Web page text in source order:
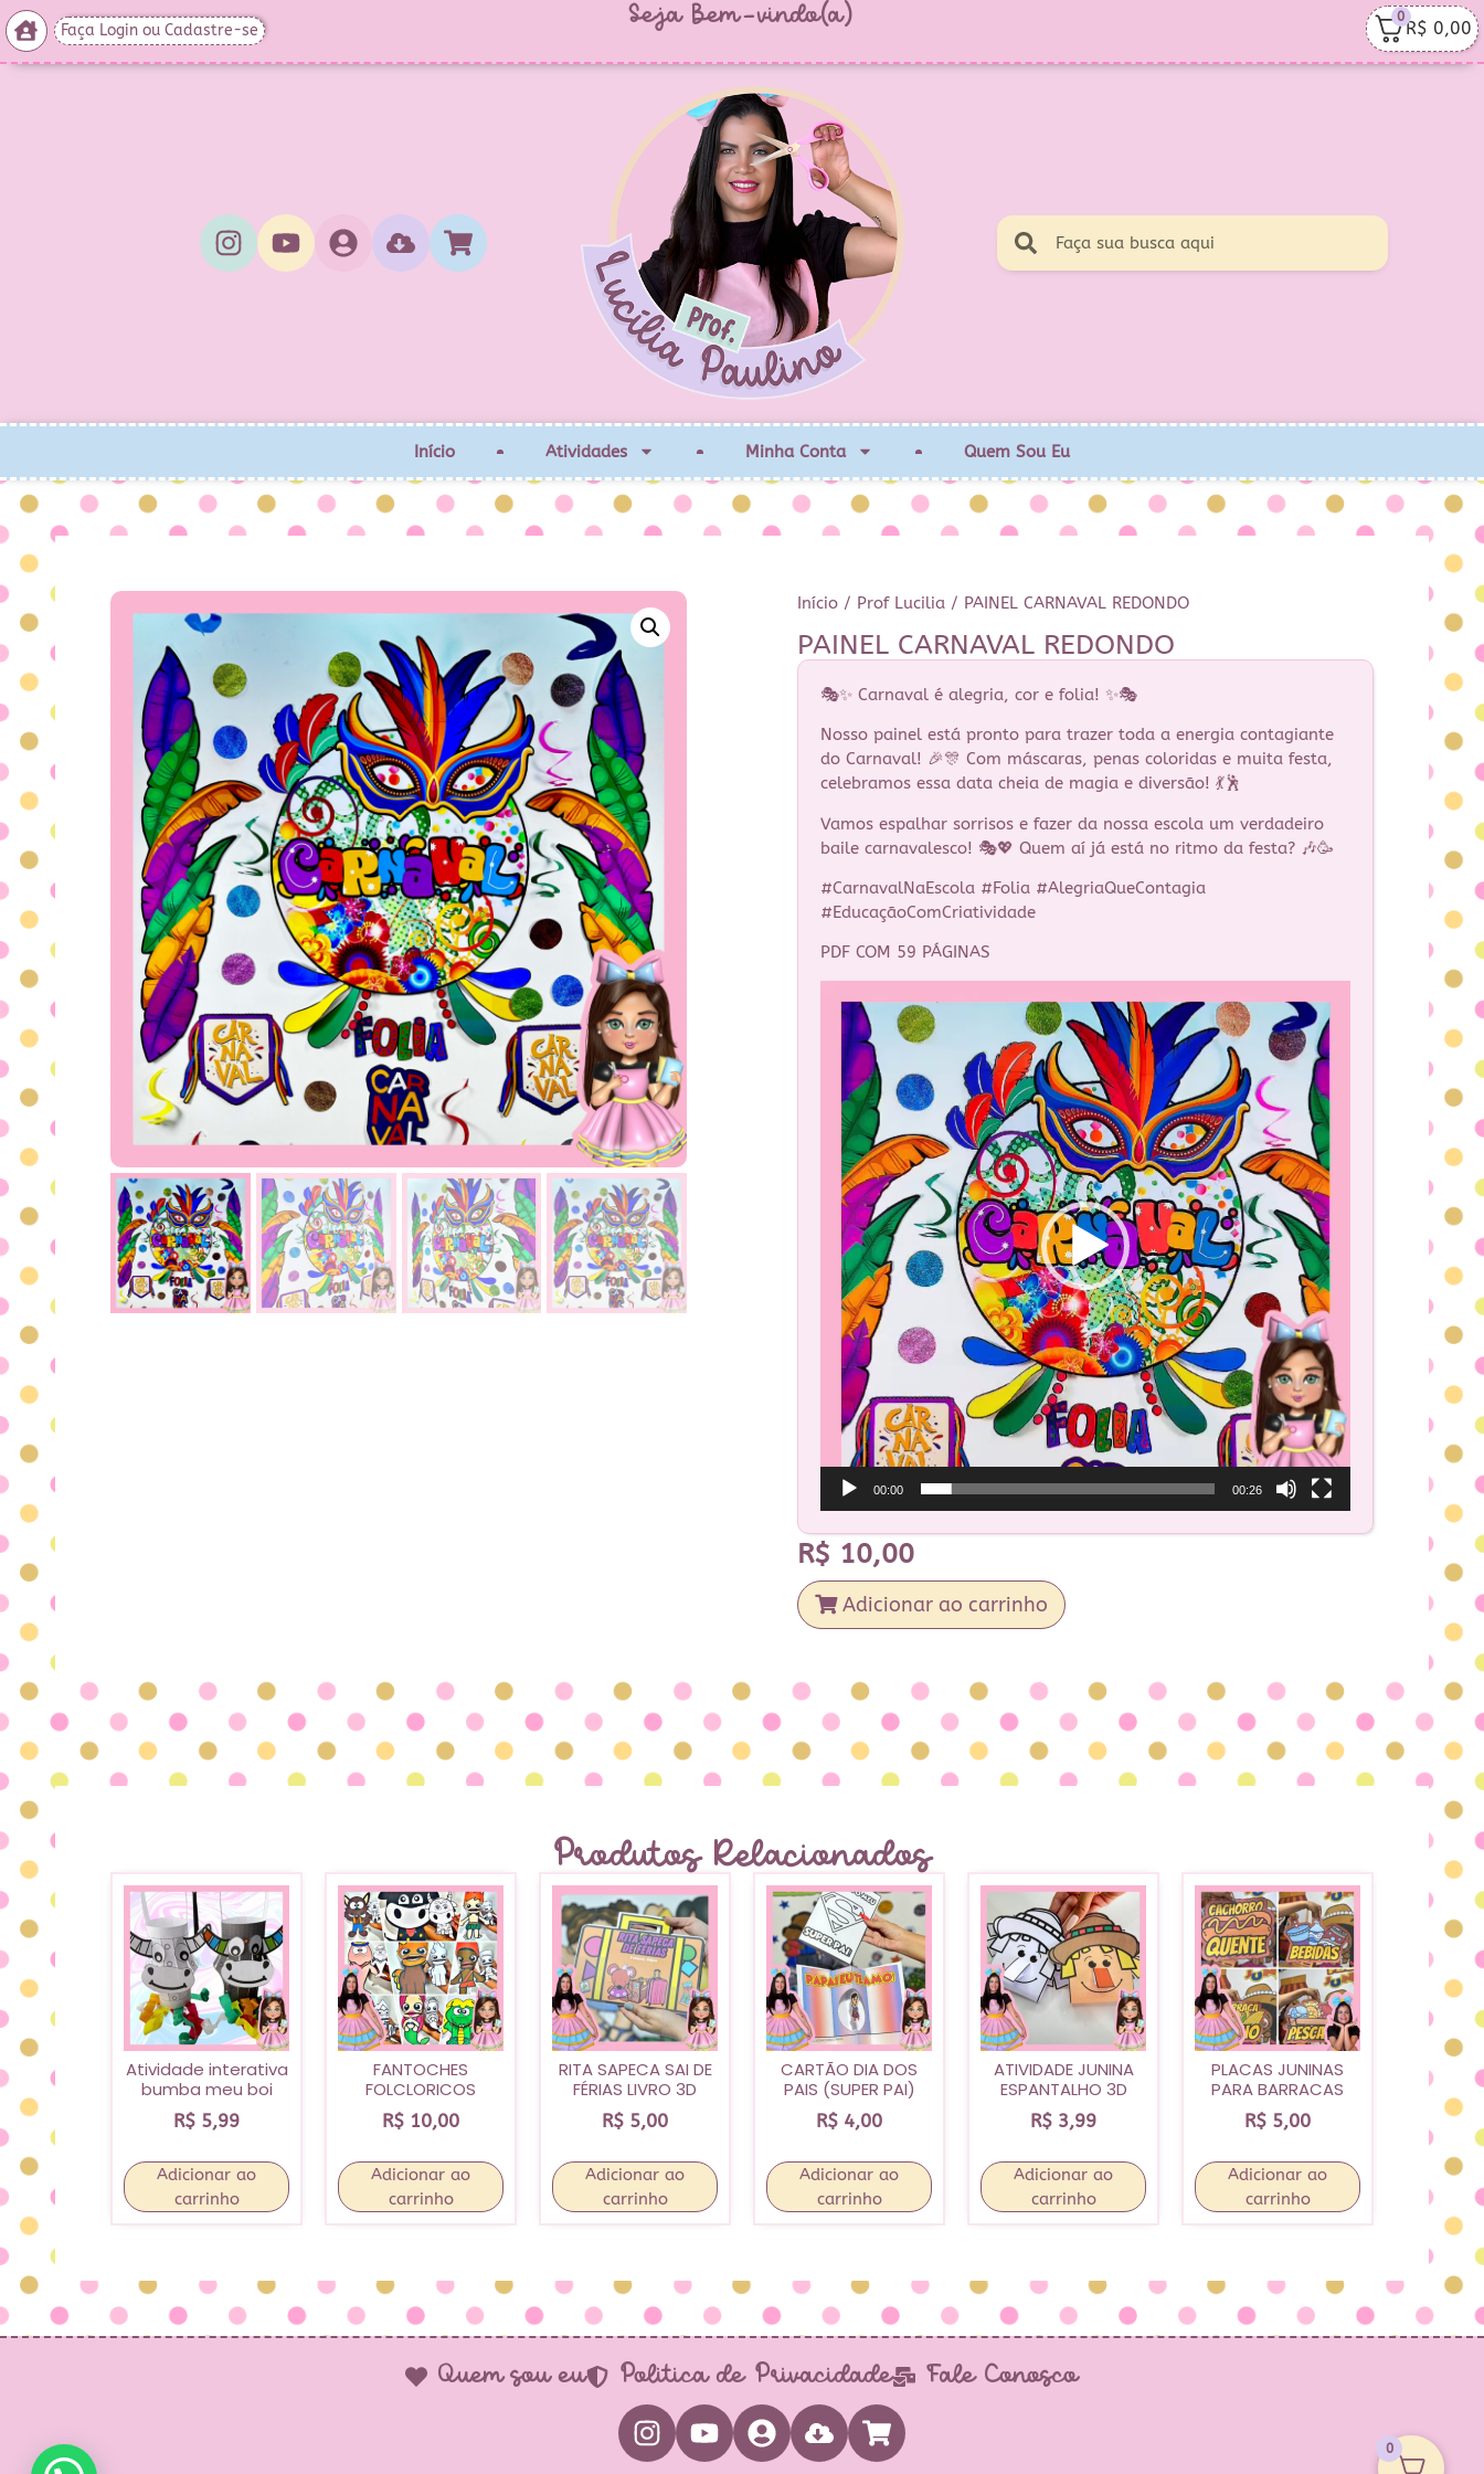
Faça Login ou Cadastre-se Seja Bem-vindo(a) 0
R$ 0,00
Início Atividades Minha Conta Quem Sou Eu
Início / Prof Lucilia / PAINEL CARNAVAL REDONDO
PAINEL CARNAVAL REDONDO
🎭✨ Carnaval é alegria, cor e folia! ✨🎭
Nosso painel está pronto para trazer toda a energia contagiante
do Carnaval! 🎉🎊 Com máscaras, penas coloridas e muita festa,
celebramos essa data cheia de magia e diversão! 💃🕺
Vamos espalhar sorrisos e fazer da nossa escola um verdadeiro
baile carnavalesco! 🎭💖 Quem aí já está no ritmo da festa? 🎶🥳
#CarnavalNaEscola #Folia #AlegriaQueContagia
#EducaçãoComCriatividade
PDF COM 59 PÁGINAS
vídeo
00:00 00:26
R$ 10,00
Adicionar ao carrinho
Produtos Relacionados
Atividade interativa
bumba meu boi
R$ 5,99
Adicionar ao
carrinho
FANTOCHES
FOLCLORICOS
R$ 10,00
Adicionar ao
carrinho
RITA SAPECA SAI DE
FÉRIAS LIVRO 3D
R$ 5,00
Adicionar ao
carrinho
CARTÃO DIA DOS
PAIS (SUPER PAI)
R$ 4,00
Adicionar ao
carrinho
ATIVIDADE JUNINA
ESPANTALHO 3D
R$ 3,99
Adicionar ao
carrinho
PLACAS JUNINAS
PARA BARRACAS
R$ 5,00
Adicionar ao
carrinho
Quem sou eu Política de Privacidade Fale Conosco
0